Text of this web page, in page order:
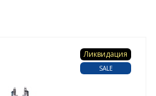
Ликвидация
SALE